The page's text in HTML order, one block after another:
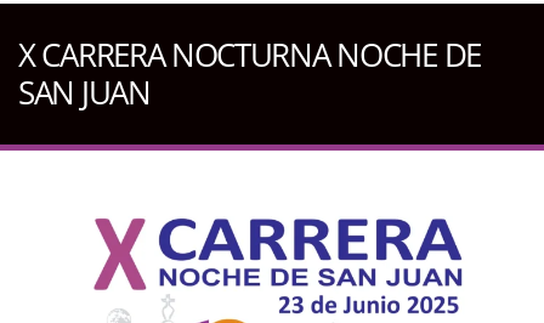
X CARRERA NOCTURNA NOCHE DE
SAN JUAN